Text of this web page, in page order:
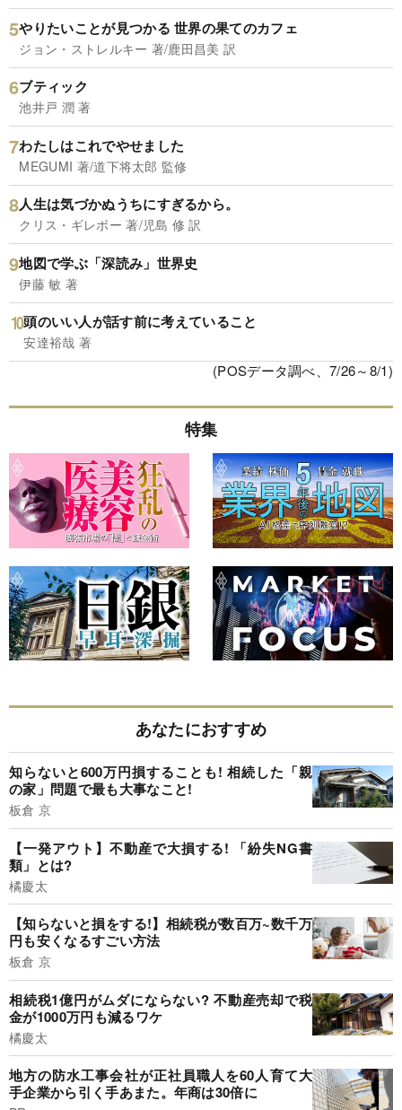
やりたいことが見つかる 世界の果てのカフェ
ジョン・ストレルキー 著/鹿田昌美 訳
ブティック
池井戸 潤 著
わたしはこれでやせました
MEGUMI 著/道下将太郎 監修
人生は気づかぬうちにすぎるから。
クリス・ギレボー 著/児島 修 訳
地図で学ぶ「深読み」世界史
伊藤 敏 著
頭のいい人が話す前に考えていること
安達裕哉 著
(POSデータ調べ、7/26～8/1)
特集
あなたにおすすめ
知らないと600万円損することも! 相続した「親
の家」問題で最も大事なこと!
板倉 京
【一発アウト】不動産で大損する! 「紛失NG書
類」とは?
橘慶太
【知らないと損をする!】相続税が数百万~数千万
円も安くなるすごい方法
板倉 京
相続税1億円がムダにならない? 不動産売却で税
金が1000万円も減るワケ
橘慶太
地方の防水工事会社が正社員職人を60人育て大
手企業から引く手あまた。年商は30倍に